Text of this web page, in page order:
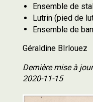
Ensemble de
Lutrin (pied de
Ensemble de
Géraldine BIrlouez
Dernière mise à
2020-11-15